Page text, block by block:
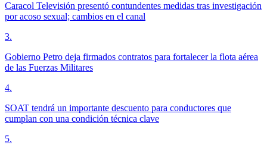
Caracol Televisión presentó contundentes medidas tras investigación
por acoso sexual; cambios en el canal
3.
Gobierno Petro deja firmados contratos para fortalecer la flota aérea
de las Fuerzas Militares
4.
SOAT tendrá un importante descuento para conductores que
cumplan con una condición técnica clave
5.